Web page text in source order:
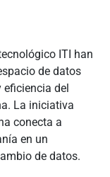
ITI han
de datos
del
La iniciativa
conecta a
en un
de datos.